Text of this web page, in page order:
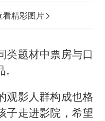
看精彩图片
类题材中票房与口
观影人群构成也格
子走进影院，希望